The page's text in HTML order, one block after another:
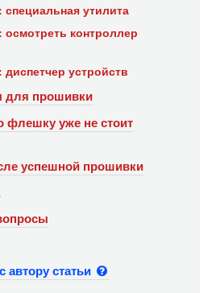
утилита
осмотреть контроллер
устройств
для прошивки
флешку уже не стоит
успешной прошивки
автору статьи